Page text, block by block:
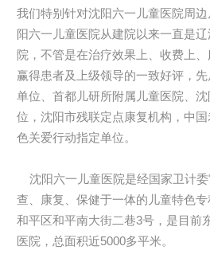
我们特别针对沈阳六一儿童医院周
阳六一儿童医院从建院以来一直是
院，不管是在治疗效果上、收费上
赢得患者及上级领导的一致好评，
单位、首都儿研所附属儿童医院、
位，沈阳市残联定点康复机构，中
色关爱行动指定单位。
沈阳六一儿童医院是经国家卫计
查、康复、保健于一体的儿童特色
和平区和平南大街二巷3号，是目前
医院，总面积近5000多平米。